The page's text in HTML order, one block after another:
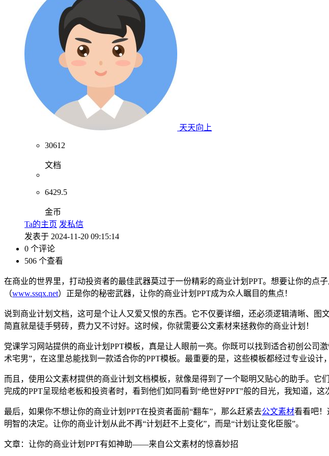
天天向上
30612
文档
6429.5
金币
Ta的主页 发私信
发表于 2024-11-20 09:15:14
0 个评论
506 个查看
在商业的世界里，打动投资者的最佳武器莫过于一份精彩的商业计划PPT。想要让你的点
（www.ssqx.net）正是你的秘密武器，让你的商业计划PPT成为众人瞩目的焦点！
说到商业计划文档，这可是个让人又爱又恨的东西。它不仅要详细，还必须逻辑清晰、图
简直就是徒手劈砖，费力又不讨好。这时候，你就需要公文素材来拯救你的商业计划！
党课学习网站提供的商业计划PPT模板，真是让人眼前一亮。你既可以找到适合初创公司
术宅男”，在这里总能找到一款适合你的PPT模板。最重要的是，这些模板都经过专业设计
而且，使用公文素材提供的商业计划文档模板，就像是得到了一个聪明又贴心的助手。
完成的PPT呈现给老板和投资者时，看到他们如同看到“绝世好PPT”般的目光，我知道，这
最后，如果你不想让你的商业计划PPT在投资者面前“翻车”，那么赶紧去公文素材看看吧！
明智的决定。让你的商业计划从此不再“计划赶不上变化”，而是“计划让变化臣服”。
文章：让你的商业计划PPT有如神助——来自公文素材的惊喜妙招